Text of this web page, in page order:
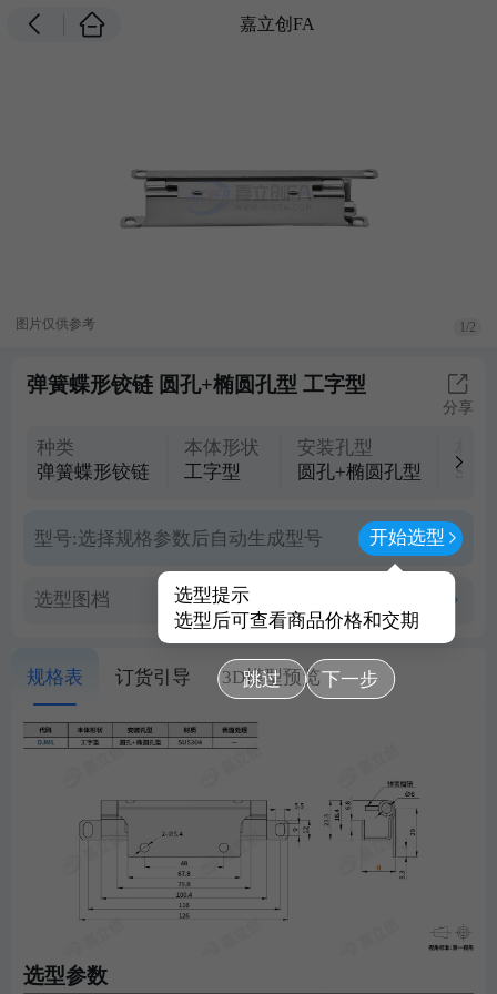
嘉立创FA
图片仅供参考 1/2
弹簧蝶形铰链 圆孔+椭圆孔型 工字型
分享
种类
弹簧蝶形铰链
本体形状
工字型
安装孔型
圆孔+椭圆孔型
型号:选择规格参数后自动生成型号 开始选型
选型提示
选型后可查看商品价格和交期
跳过 下一步
选型图档
规格表 订货引导 3D模型预览
选型参数